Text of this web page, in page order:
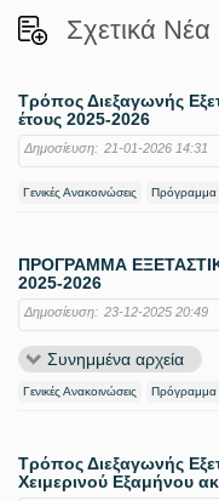
Σχετικά Νέα
Τρόπος Διεξαγωνής
έτους 2025-2026
Δημοσίευση: 21-01-2026 14:31
Γενικές Ανακοινώσεις Πρόγραμμα
ΠΡΟΓΡΑΜΜΑ
2025-2026
Δημοσίευση: 23-12-2025 20:49
Συνημμένα αρχεία
Γενικές Ανακοινώσεις Πρόγραμμα
Τρόπος Διεξαγωνής
Χειμερινού Εξαμήνου